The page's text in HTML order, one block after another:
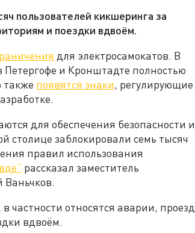
пользователей кикшеринга за
и поездки вдвоём.
для электросамокатов. В
Петергофе и Кронштадте полностью
также появятся знаки, регулирующие
для обеспечения безопасности и
столице заблокировали семь тысяч
правил использования
рассказал заместитель
Ваньчков.
частности относятся аварии, проезд
вдвоём.